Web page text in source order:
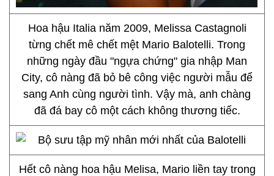
Hoa hậu Italia năm 2009, Melissa Castagnoli
từng chết mê chết mệt Mario Balotelli. Trong
những ngày đầu "ngựa chứng" gia nhập Man
City, cô nàng đã bỏ bê công việc người mẫu để
sang Anh cùng người tình. Vậy mà, anh chàng
đã đá bay cô một cách không thương tiếc.
Hết cô nàng hoa hậu Melisa, Mario liền tay trong